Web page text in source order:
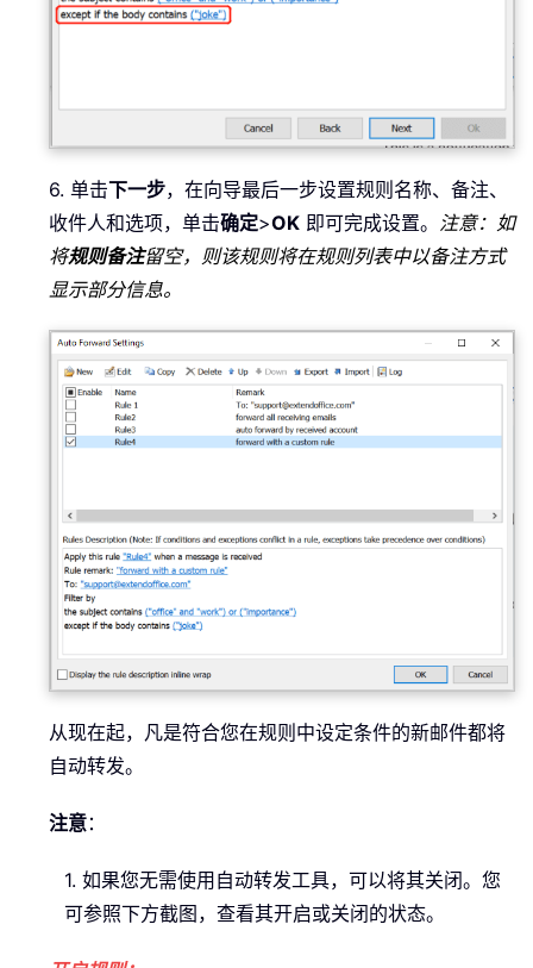
6. 单击下一步，在向导最后一步设置规则名称、备注、
收件人和选项，单击确定>OK 即可完成设置。 注意：如
将规则备注留空，则该规则将在规则列表中以备注方式
显示部分信息。
从现在起，凡是符合您在规则中设定条件的新邮件都将
自动转发。
注意：
1. 如果您无需使用自动转发工具，可以将其关闭。您
可参照下方截图，查看其开启或关闭的状态。